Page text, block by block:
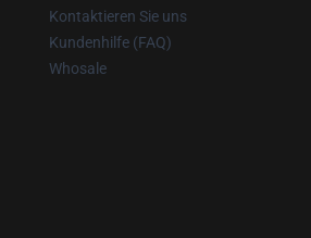
Kontaktieren Sie uns
Kundenhilfe (FAQ)
Whosale